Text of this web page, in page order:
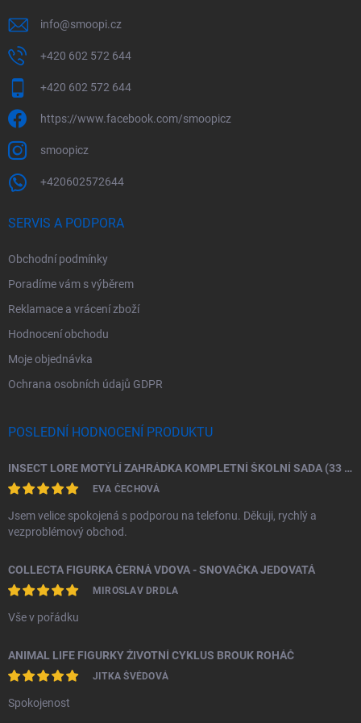
info@smoopi.cz
+420 602 572 644
+420 602 572 644
https://www.facebook.com/smoopicz
smoopicz
+420602572644
SERVIS A PODPORA
Obchodní podmínky
Poradíme vám s výběrem
Reklamace a vrácení zboží
Hodnocení obchodu
Moje objednávka
Ochrana osobních údajů GDPR
POSLEDNÍ HODNOCENÍ PRODUKTU
INSECT LORE MOTÝLÍ ZAHRÁDKA KOMPLETNÍ ŠKOLNÍ SADA (33 HOUSENEK)
EVA ČECHOVÁ
Jsem velice spokojená s podporou na telefonu. Děkuji, rychlý a
vezproblémový obchod.
COLLECTA FIGURKA ČERNÁ VDOVA - SNOVAČKA JEDOVATÁ
MIROSLAV DRDLA
Vše v pořádku
ANIMAL LIFE FIGURKY ŽIVOTNÍ CYKLUS BROUK ROHÁČ
JITKA ŠVÉDOVÁ
Spokojenost